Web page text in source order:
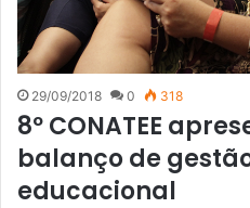
29/09/2018 0 318
8º CONATEE
balanço de
educacional